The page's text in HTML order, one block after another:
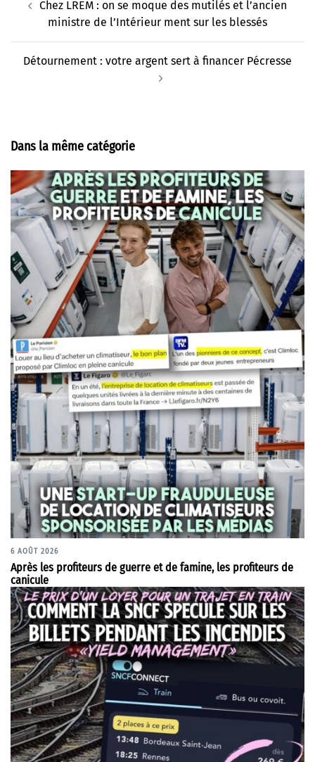
d’article
Chez LREM : on se moque des mutilés et l’ancien
ministre de l’Intérieur ment sur les blessés
Détournement : votre argent sert à financer Pécresse
Dans la même catégorie
6 AOÛT 2026
Après les profiteurs de guerre et de famine, les profiteurs de
canicule